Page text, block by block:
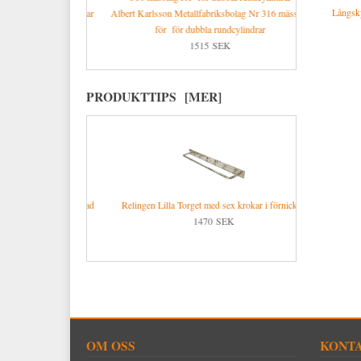
Förnicklad stålskruv
Albert Karlsson Metallfabriksbolag Nr 316 mässing
för för dubbla rundcylindrar
1515 SEK
Allégatan i
PRODUKTTIPS [MER]
Relingen Lilla Torget med sex krokar i förnicklat
1470 SEK
OM OSS